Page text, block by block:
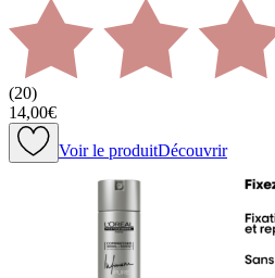
(20)
14,00€
Voir le produitDécouvrir